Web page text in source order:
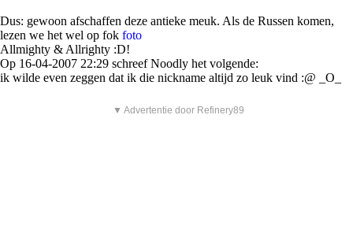
Dus: gewoon afschaffen deze antieke meuk. Als de Russen komen,
lezen we het wel op fok foto
Allmighty & Allrighty :D!
Op 16-04-2007 22:29 schreef Noodly het volgende:
ik wilde even zeggen dat ik die nickname altijd zo leuk vind :@ _O_
▼ Advertentie door Refinery89